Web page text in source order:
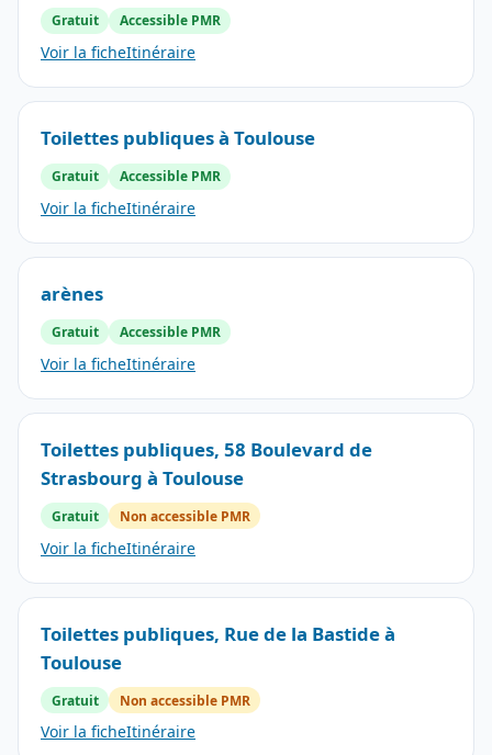
Gratuit Accessible PMR
Voir la ficheItinéraire
Toilettes publiques à Toulouse
Gratuit Accessible PMR
Voir la ficheItinéraire
arènes
Gratuit Accessible PMR
Voir la ficheItinéraire
Toilettes publiques, 58 Boulevard de
Strasbourg à Toulouse
Gratuit Non accessible PMR
Voir la ficheItinéraire
Toilettes publiques, Rue de la Bastide à
Toulouse
Gratuit Non accessible PMR
Voir la ficheItinéraire